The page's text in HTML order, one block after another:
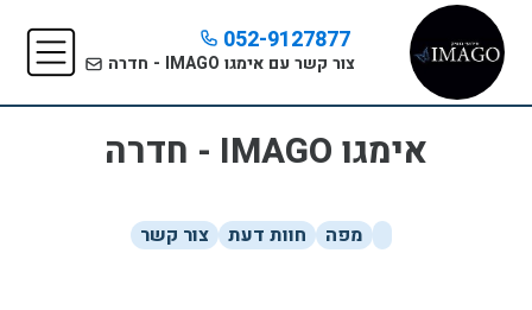
052-9127877
צור קשר עם אימגו IMAGO - חדרה
אימגו IMAGO - חדרה
מפה חוות דעת צור קשר